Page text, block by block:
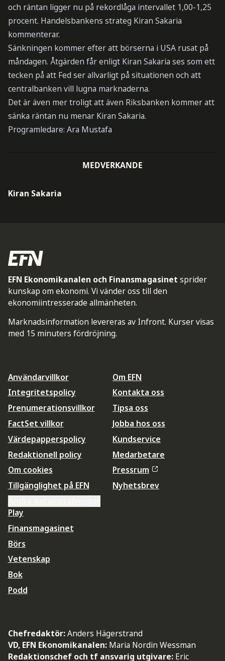
och räntan ligger nu på rekordlåga intervallet 1,00-1,25
procent. Handelsbankens strateg Kiran Sakaria
kommenterar.
Sänkningen kommer efter att börserna i USA rusat på
måndagen. Åtgärden får enligt Kiran Sakaria ses som ett
tecken på att Fed ser allvarligt på situationen och att
centralbanken vill lugna marknaderna.
Det är även mer troligt att även Riksbanken kommer att
sänka räntan nu menar Kiran Sakaria.
Programledare: Ara Mustafa
MEDVERKANDE
Kiran Sakaria
EFN Ekonomikanalen och Finansmagasinet sprider
kunskap om ekonomi. Vi vänder oss till den
ekonomiintresserade allmänheten.
Marknadsinformation levereras av Infront. Kurser visas
med 15 minuters fördröjning.
Användarvillkor
Integritetspolicy
Prenumerationsvillkor
FactSet villkor
Värdepapperspolicy
Redaktionell policy
Om cookies
Tillgänglighet på EFN
Om EFN
Kontakta oss
Tipsa oss
Jobba hos oss
Kundservice
Medarbetare
Pressrum
Nyhetsbrev
Play
Finansmagasinet
Börs
Vetenskap
Bok
Podd
Chefredaktör:Anders Hägerstrand
VD, EFN Ekonomikanalen: Maria Nordin Wessman
Redaktionschef och tf ansvarig utgivare: Eric